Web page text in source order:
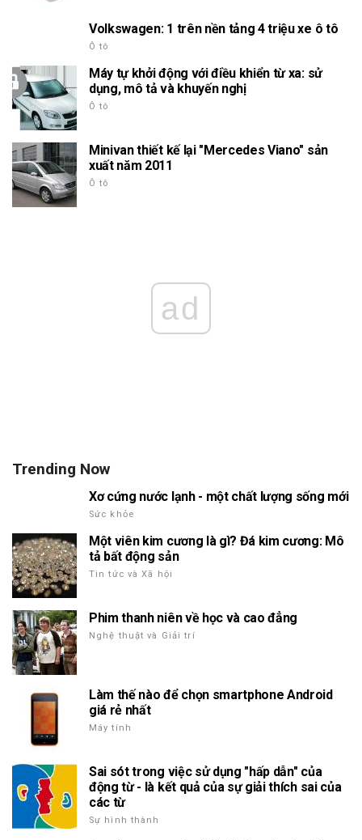
Volkswagen: 1 trên nền tảng 4 triệu xe ô tô
Ô tô
Máy tự khởi động với điều khiển từ xa: sử
dụng, mô tả và khuyến nghị
Ô tô
Minivan thiết kế lại "Mercedes Viano" sản
xuất năm 2011
Ô tô
ad
Trending Now
Xơ cứng nước lạnh - một chất lượng sống mới
Sức khỏe
Một viên kim cương là gì? Đá kim cương: Mô
tả bất động sản
Tin tức và Xã hội
Phim thanh niên về học và cao đẳng
Nghệ thuật và Giải trí
Làm thế nào để chọn smartphone Android
giá rẻ nhất
Máy tính
Sai sót trong việc sử dụng "hấp dẫn" của
động từ - là kết quả của sự giải thích sai của
các từ
Sự hình thành